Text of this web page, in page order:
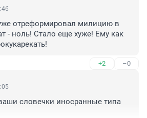
отреформировал милицию в
- ноль! Стало еще хуже! Ему как
+2 –0
словечки иносранные типа